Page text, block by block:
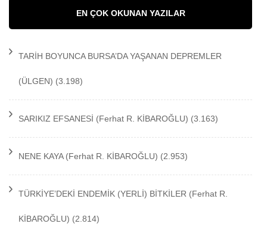
EN ÇOK OKUNAN YAZILAR
TARİH BOYUNCA BURSA’DA YAŞANAN DEPREMLER
(ÜLGEN) (3.198)
SARIKIZ EFSANESİ (Ferhat R. KİBAROĞLU) (3.163)
NENE KAYA (Ferhat R. KİBAROĞLU) (2.953)
TÜRKİYE’DEKİ ENDEMİK (YERLİ) BİTKİLER (Ferhat R.
KİBAROĞLU) (2.814)